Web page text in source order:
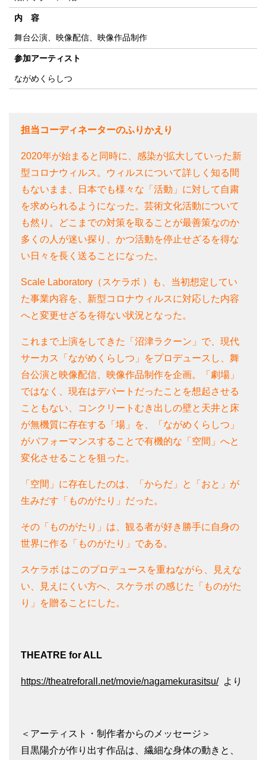
内 容
舞台公演、映像配信、映像作品制作
参加アーティスト
ながめくらしつ
担当コーディネーターのふりかえり
2020年が始まると同時に、感染が拡大していった新
型コロナウィルス。ウィルスについて詳しく知る間
もないまま、日本でも様々な「活動」に対して自粛
を求められるようになった。芸術文化活動について
も然り。どこまでの対策を取ることが最善策なのか
多くの人が迷い探り、かつ活動を停止せざるを得な
い日々を長く送ることになった。
Scale Laboratory（スケラボ ）も、当初想定してい
た事業内容を、新型コロナウィルスに対応した内容
へと変更せざるを得ない状況となった。
これまで上演をしてきた「沼津ラクーン」で、現代
サーカス「ながめくらしつ」をプロデュースし、舞
台公演と映像配信、映像作品制作を企画。「劇場」
ではなく、現在はデパートだったことを想起させる
こともない、コンクリートむき出しの壁と天井と床
が無機質に存在する「場」を、「ながめくらしつ」
がパフォーマンスすることで有機的な「空間」へと
変化させることを狙った。
「空間」に存在したのは、「からだ」と「おと」が
生みだす「ものがたり」だった。
その「ものがたり」は、観る者が好き勝手に自身の
世界に作る「ものがたり」である。
スケラボ はこのプロデュースを重ねながら、見えな
い、見えにくい方へ、スケラボ の感じた「ものがた
り」を贈ることにした。
THEATRE for ALL
https://theatreforall.net/movie/nagamekurasitsu/より
＜アーティスト・制作者からのメッセージ＞
目黒陽介が作り出す作品は、繊細な身体の動きと、